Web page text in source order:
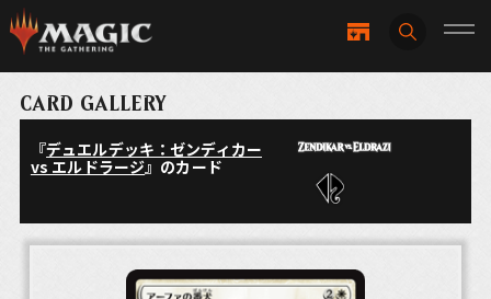
CARD GALLERY
『デュエルデッキ：ゼンディカー
vs エルドラージ』のカード